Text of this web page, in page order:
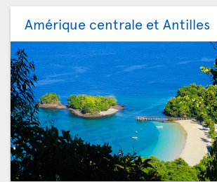
Amérique centrale et Antilles